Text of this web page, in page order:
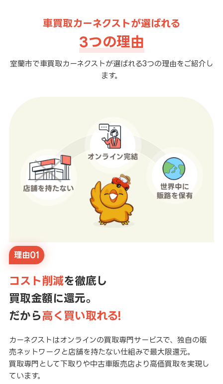
車買取カーネクストが選ばれる
3つの理由
室蘭市で車買取カーネクストが選ばれる3つの理由をご紹介し
ます。
理由01
コスト削減を徹底し
買取金額に還元。
だから高く買い取れる!
カーネクストはオンラインの買取専門サービスで、独自の販
売ネットワークと店舗を持たない仕組みで最大限還元。
買取専門として下取りや中古車販売店より高価買取を実現し
ています。